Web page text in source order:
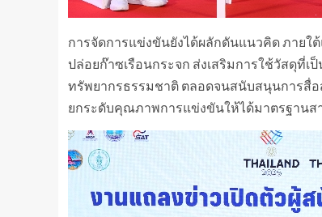
การจัดการแข่งขันยังได้ผลักดันแนวคิด ภายใต้แ
ปล่อยก๊าซเรือนกระจก ส่งเสริมการใช้วัสดุที่
ทรัพยากรธรรมชาติ ตลอดจนสนับสนุนการสื่
ยกระดับคุณภาพการแข่งขันให้ได้มาตรฐานส